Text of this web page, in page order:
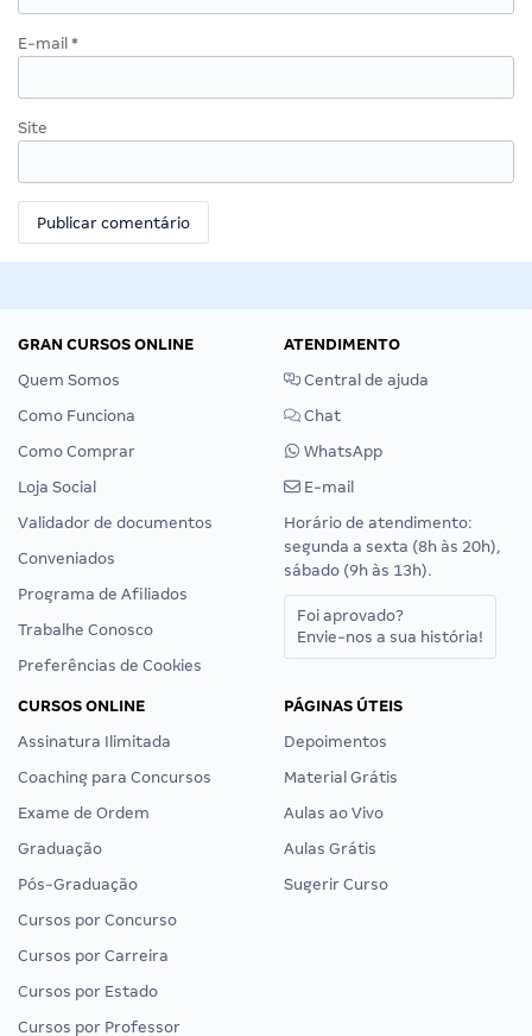
E-mail *
Site
GRAN CURSOS ONLINE
Quem Somos
Como Funciona
Como Comprar
Loja Social
Validador de documentos
Conveniados
Programa de Afiliados
Trabalhe Conosco
Preferências de Cookies
ATENDIMENTO
Central de ajuda
Chat
WhatsApp
E-mail
Horário de atendimento:
segunda a sexta (8h às 20h),
sábado (9h às 13h).
Foi aprovado?
Envie-nos a sua história!
CURSOS ONLINE
Assinatura Ilimitada
Coaching para Concursos
Exame de Ordem
Graduação
Pós-Graduação
Cursos por Concurso
Cursos por Carreira
Cursos por Estado
Cursos por Professor
PÁGINAS ÚTEIS
Depoimentos
Material Grátis
Aulas ao Vivo
Aulas Grátis
Sugerir Curso